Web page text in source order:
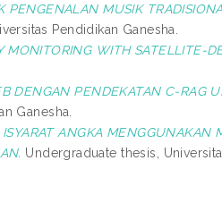
MUSIK
Pendidikan Ganesha.
MONITORING WITH SATELLITE-
DENGAN PENDEKATAN C-RAG
Ganesha.
ANGKA MENGGUNAKAN
Undergraduate thesis,